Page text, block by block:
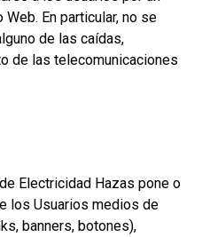
En particular, no se
de las caídas,
de las telecomunicaciones
Electricidad Hazas pone o
los Usuarios medios de
banners, botones),